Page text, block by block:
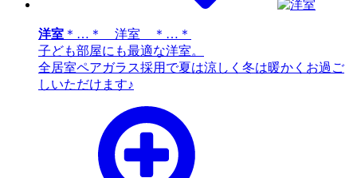
洋室 ＊…＊ 洋室 ＊…＊
子ども部屋にも最適な洋室。
全居室ペアガラス採用で夏は涼しく冬は暖かくお過ご
しいただけます♪